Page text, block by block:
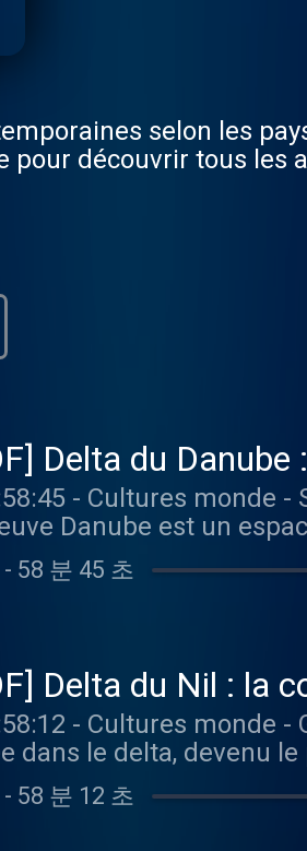
selon les
pour découvrir tous les
Delta du
l'Ukraine et la Roumanie, le
Danube est un
à ses ports que sont
? Pour écouter tous les épisodes sans
- 58 분 45 초
Delta du Nil : la
vaste zone agricole s'est
dans le delta, devenu
croissante, les
en acheminant les
- 58 분 12 초